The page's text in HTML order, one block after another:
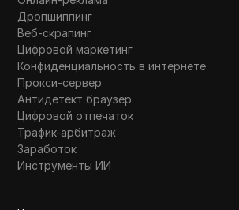
Дропшиппинг
Веб-скрапинг
Цифровой маркетинг
Конфиденциальность в интернете
Прокси-сервер
Антидетект браузер
Цифровой отпечаток
Трафик-арбитраж
Заработок
Инструменты ИИ